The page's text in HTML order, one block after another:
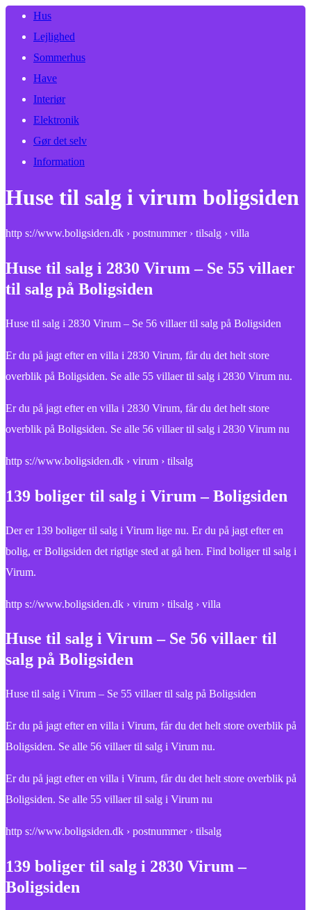
Hus
Lejlighed
Sommerhus
Have
Interiør
Elektronik
Gør det selv
Information
Huse til salg i virum boligsiden
http s://www.boligsiden.dk › postnummer › tilsalg › villa
Huse til salg i 2830 Virum – Se 55 villaer
til salg på Boligsiden
Huse til salg i 2830 Virum – Se 56 villaer til salg på Boligsiden
Er du på jagt efter en villa i 2830 Virum, får du det helt store
overblik på Boligsiden. Se alle 55 villaer til salg i 2830 Virum nu.
Er du på jagt efter en villa i 2830 Virum, får du det helt store
overblik på Boligsiden. Se alle 56 villaer til salg i 2830 Virum nu
http s://www.boligsiden.dk › virum › tilsalg
139 boliger til salg i Virum – Boligsiden
Der er 139 boliger til salg i Virum lige nu. Er du på jagt efter en
bolig, er Boligsiden det rigtige sted at gå hen. Find boliger til salg i
Virum.
http s://www.boligsiden.dk › virum › tilsalg › villa
Huse til salg i Virum – Se 56 villaer til
salg på Boligsiden
Huse til salg i Virum – Se 55 villaer til salg på Boligsiden
Er du på jagt efter en villa i Virum, får du det helt store overblik på
Boligsiden. Se alle 56 villaer til salg i Virum nu.
Er du på jagt efter en villa i Virum, får du det helt store overblik på
Boligsiden. Se alle 55 villaer til salg i Virum nu
http s://www.boligsiden.dk › postnummer › tilsalg
139 boliger til salg i 2830 Virum –
Boligsiden